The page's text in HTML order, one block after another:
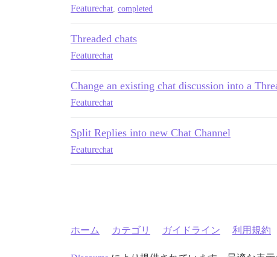
Featurechat completed
Threaded chats
Featurechat
Change an existing chat discussion into a
Featurechat
Split Replies into new Chat Channel
Featurechat
ホーム カテゴリ ガイドライン 利用規約